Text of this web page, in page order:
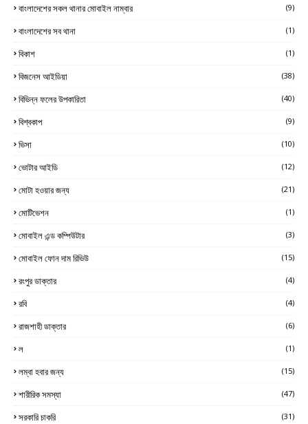
বাংলাদেশের সকল থানার মোবাইল নাম্বার (9)
বাংলাদেশের সব থানা (1)
বিকাশ (1)
বিজনেস আইডিয়া (38)
বিভিন্ন ফলের উপকারিতা (40)
বিশ্বকাপ (9)
ভিসা (10)
ভোটার আইডি (12)
মোটা হওয়ার জন্য (21)
মোটিভেশন (1)
মোবাইল এন্ড কম্পিউটার (3)
মোবাইল ফোন দাম রিভিউ (15)
রংপুর ডাক্তার (4)
রবি (4)
রাজশাহী ডাক্তার (6)
ল (1)
লম্বা হবার জন্য (15)
শারীরিক সমস্যা (47)
সরকারি চাকরি (31)